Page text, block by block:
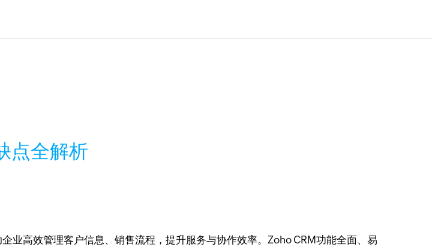
点全解析
业高效管理客户信息、销售流程，提升服务与协作效率。Zoho CRM功能全面、易